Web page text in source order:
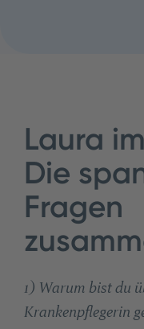
Laura
Die
Fragen
1) Warum bist du
Krankenpflegerin